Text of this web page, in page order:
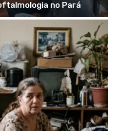
no Pará